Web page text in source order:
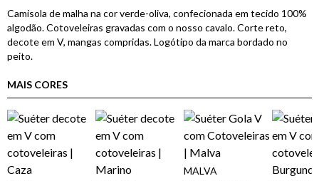
Camisola de malha na cor verde-oliva, confecionada em tecido 100%
algodão. Cotoveleiras gravadas com o nosso cavalo. Corte reto,
decote em V, mangas compridas. Logótipo da marca bordado no
peito.
MAIS CORES
MALVA